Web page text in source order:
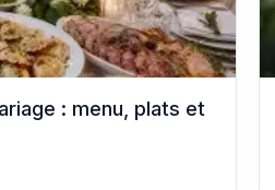
: menu, plats et